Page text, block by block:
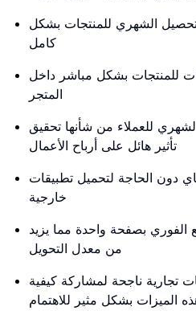
الشهري للمنتجات بشكل
كامل
للمنتجات بشكل مباشر داخل
المتجر
للعملاء من شأنها تحقيق
تأثير هائل على أرباح الأعمال
دون الحاجة لتحميل تطبيقات
خارجية
بصفحة واحدة مما يزيد
من معدل التحويل
تجارية ناجحة لمشاركة كيفية
الميزات بشكل مثير للاهتمام